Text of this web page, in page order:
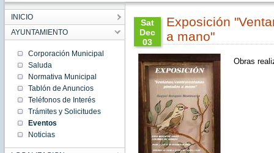
INICIO
AYUNTAMIENTO
Corporación Municipal
Saluda
Normativa Municipal
Tablón de Anuncios
Teléfonos de Interés
Trámites y Solicitudes
Eventos
Noticias
Sat
Dec
03
17:00:00
CET
2022
Sat Dec
03
17:00:00
CET
2022
Sat Dec
03
17:00:00
CET
2022
Exposición
a mano"
Obras